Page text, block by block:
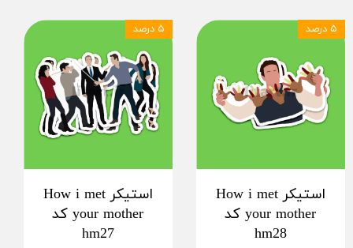
استیکر How i met
your mother کد
hm28
۵ درصد
استیکر How i met
your mother کد
hm27
۵ درصد